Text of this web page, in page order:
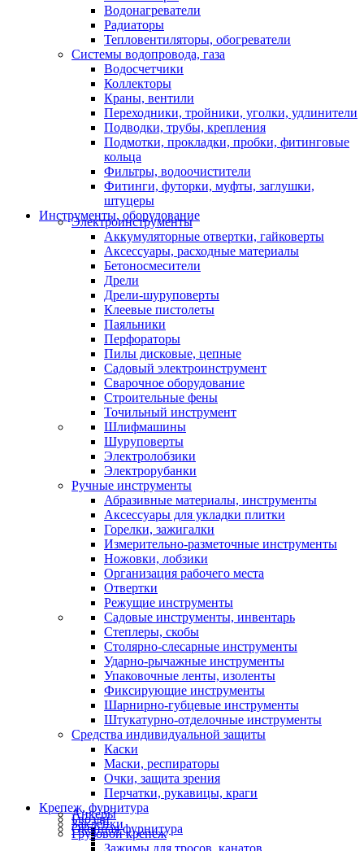
Водонагреватели
Радиаторы
Тепловентиляторы, обогреватели
Системы водопровода, газа
Водосчетчики
Коллекторы
Краны, вентили
Переходники, тройники, уголки, удлинители
Подводки, трубы, крепления
Подмотки, прокладки, пробки, фитинговые
кольца
Фильтры, водоочистители
Фитинги, футорки, муфты, заглушки,
штуцеры
Инструменты, оборудование
Электроинструменты
Аккумуляторные отвертки, гайковерты
Аксессуары, расходные материалы
Бетоносмесители
Дрели
Дрели-шуруповерты
Клеевые пистолеты
Паяльники
Перфораторы
Пилы дисковые, цепные
Садовый электроинструмент
Сварочное оборудование
Строительные фены
Точильный инструмент
Шлифмашины
Шуруповерты
Электролобзики
Электрорубанки
Ручные инструменты
Абразивные материалы, инструменты
Аксессуары для укладки плитки
Горелки, зажигалки
Измерительно-разметочные инструменты
Ножовки, лобзики
Организация рабочего места
Отвертки
Режущие инструменты
Садовые инструменты, инвентарь
Степлеры, скобы
Столярно-слесарные инструменты
Ударно-рычажные инструменты
Упаковочные ленты, изоленты
Фиксирующие инструменты
Шарнирно-губцевые инструменты
Штукатурно-отделочные инструменты
Средства индивидуальной защиты
Каски
Маски, респираторы
Очки, защита зрения
Перчатки, рукавицы, краги
Крепеж, фурнитура
Анкеры
Гвозди
Заклепки
Оконная фурнитура
Грузовой крепеж
Зажимы для тросов, канатов